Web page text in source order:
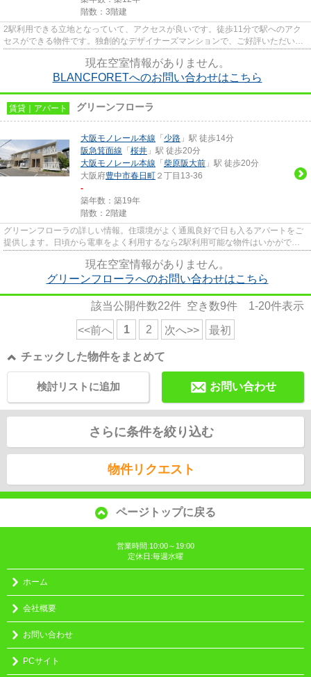
階数：3階建
2駅利用できる立地となっていて、アクセスが良いです。徒歩11分で駅へのアク
セスができる物件です。独創的なデザイナーズマンションで、ご好評いただいて
現在空室情報がありません。
BLANCFORETへのお問い合わせはこちら
賃貸｜アパート グリーンフローラ
大阪モノレール本線 「 少路 」駅 徒歩14分
阪急箕面線 「 桜井 」駅 徒歩20分
大阪モノレール本線 「 柴原阪大前 」駅 徒歩20分
大阪府豊中市春日町 ２丁目13-36
-
築年数：築19年
階数：2階建
グリーンフローラの詳しい情報。住環境がよく通風良好で日も入るアパートをご
提供します。日頃から電車をよく利用するなら2駅利用可能な物件はいかがでし
現在空室情報がありません。
グリーンフローラへのお問い合わせはこちら
該当公開件数22件 空き数9件 1-20件表示
<<前へ 1 2 次へ>> 最初
チェックした物件をまとめて
お問い合わせ
検討リストに追加
さらに条件を絞り込む
物件リクエスト
ページトップに戻る
営業時間:10:00～19:00
定休日:毎週水曜
ホーム
会社概要
お問い合わせ
PCサイト